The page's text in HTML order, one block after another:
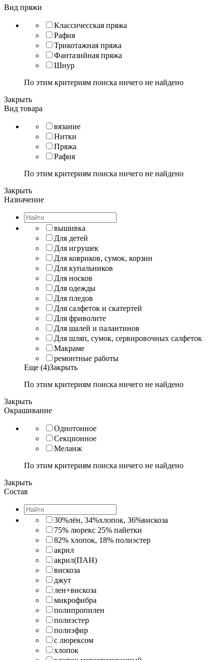
Вид пряжи
Классичесская пряжа
Рафия
Трикотажная пряжа
Фантазийная пряжа
Шнур
По этим критериям поиска ничего не найдено
Закрыть
Вид товара
вязание
Нитки
Пряжа
Рафия
По этим критериям поиска ничего не найдено
Закрыть
Назначение
вышивка
Для детей
Для игрушек
Для ковриков, сумок, корзин
Для купальников
Для носков
Для одежды
Для пледов
Для салфеток и скатертей
Для фриволите
Для шалей и палантинов
Для шляп, сумок, сервировочных салфеток
Макраме
ремонтные работы
Еще (4)Закрыть
По этим критериям поиска ничего не найдено
Закрыть
Окрашивание
Однотонное
Секционное
Меланж
По этим критериям поиска ничего не найдено
Закрыть
Состав
30%лён, 34%хлопок, 36%вискоза
75% люрекс 25% пайетки
82% хлопок, 18% полиэстер
акрил
акрил(ПАН)
вискоза
джут
лен+вискоза
микрофибра
полипропилен
полиэстер
полиэфир
с люрексом
хлопок